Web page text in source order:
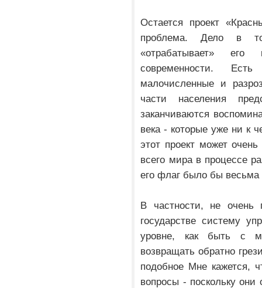
Остается проект
проблема. Дело в
«отрабатывает»
современности.
малочисленные и
части населения
заканчиваются
века - которые уже ни к
этот проект может
всего мира в процессе
его флаг было бы
В частности, не очень
государстве систему
уровне, как быть с
возвращать обратно
подобное Мне кажется,
вопросы - поскольку они